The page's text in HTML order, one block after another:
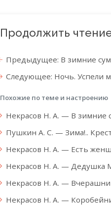
Продолжить
Предыдущее: В зимние
Следующее: Ночь. Успели
Похожие по теме и настроению
Некрасов Н. А. — В зимние
Пушкин А. С. — Зима!..
Некрасов Н. А. — Есть
Некрасов Н. А. — Дедушка
Некрасов Н. А. —
Некрасов Н. А. —